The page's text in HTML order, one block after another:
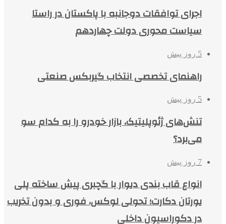
اجرای توافقات دوجانبه با پاکستان در راستا
سیاست محوری دولت چهاردهم
5 روز پیش
راهنمای تخصصی انتخاب گیربکس صنعتی
5 روز پیش
تنش‌های ژئوپلیتیک، بازار خودرو را به کدام سو
می‌برد؟
7 روز پیش
انواع قاب بندی دیوار با گچبری پیش ساخته پلی
یورتان دکارت؛ تحولی لوکس، فوری و بدون تخریب
در دکوراسیون داخلی